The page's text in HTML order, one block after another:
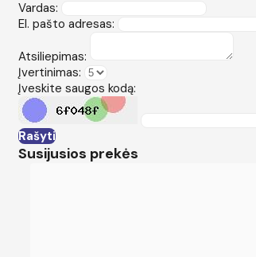
Vardas:
El. pašto adresas:
Atsiliepimas:
Įvertinimas:
Įveskite saugos kodą:
Rašyti
Susijusios prekės